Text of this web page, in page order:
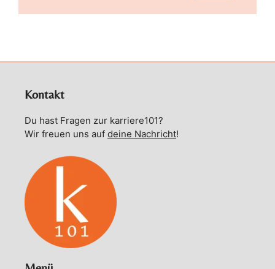
Kontakt
Du hast Fragen zur karriere101?
Wir freuen uns auf deine Nachricht!